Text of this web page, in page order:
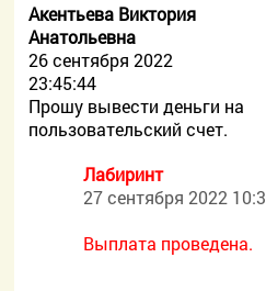
Акентьева Виктория
Анатольевна
26 сентября 2022
23:45:44
Прошу вывести деньги на
пользовательский счет.
Лабиринт
27 сентября 2022
Выплата проведена.